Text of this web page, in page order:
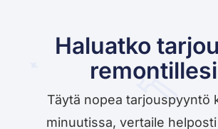
Haluatko
Täytä nopea tarjouspyyntö
minuutissa, vertaile